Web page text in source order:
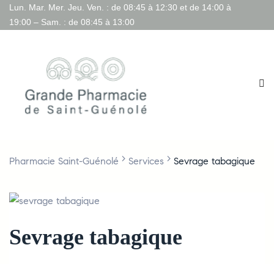
Lun. Mar. Mer. Jeu. Ven. : de 08:45 à 12:30 et de 14:00 à
19:00 – Sam. : de 08:45 à 13:00
Pharmacie Saint-Guénolé > Services > Sevrage tabagique
Sevrage tabagique